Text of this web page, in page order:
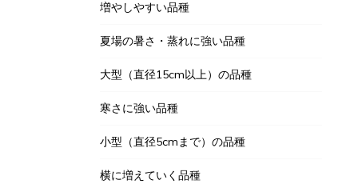
増やしやすい品種
夏場の暑さ・蒸れに強い品種
大型（直径15cm以上）の品種
寒さに強い品種
小型（直径5cmまで）の品種
横に増えていく品種